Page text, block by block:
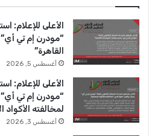
و
ك
T
u
b
e
ق
ا
م
الأعلى للإعلام:
“مودرن إم تي أي”
القاهرة”
أغسطس 5, 2026
الأعلى للإعلام:
“مودرن إم تي
لمخالفته الأكواد
أغسطس 3, 2026